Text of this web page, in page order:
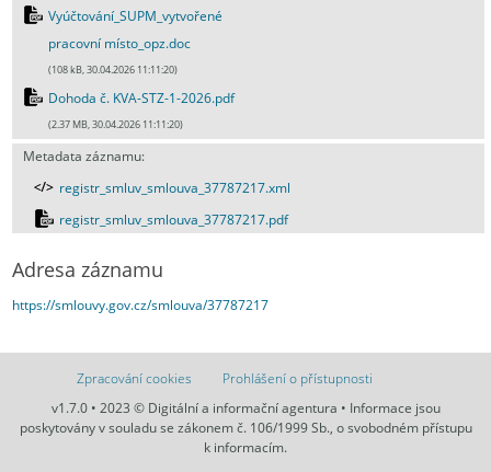
Vyúčtování_SUPM_vytvořené
pracovní místo_opz.doc
(108 kB, 30.04.2026 11:11:20)
Dohoda č. KVA-STZ-1-2026.pdf
(2.37 MB, 30.04.2026 11:11:20)
Metadata záznamu:
registr_smluv_smlouva_37787217.xml
registr_smluv_smlouva_37787217.pdf
Adresa záznamu
https://smlouvy.gov.cz/smlouva/37787217
Zpracování cookies
Prohlášení o přístupnosti
v1.7.0 • 2023 © Digitální a informační agentura • Informace jsou
poskytovány v souladu se zákonem č. 106/1999 Sb., o svobodném přístupu
k informacím.